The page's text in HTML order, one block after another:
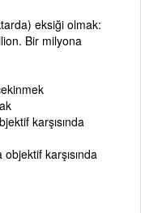
eksiği olmak:
Bir milyona
karşısında
karşısında